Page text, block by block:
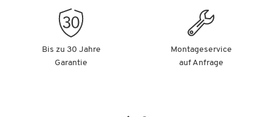
Bis zu 30 Jahre
Garantie
Montageservice
auf Anfrage